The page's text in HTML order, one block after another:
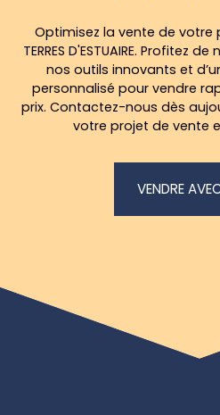
Optimisez la vente de votre
TERRES D'ESTUAIRE. Profitez
nos outils innovants et
personnalisé pour vendre
prix. Contactez-nous dès
votre projet de vente
VENDRE